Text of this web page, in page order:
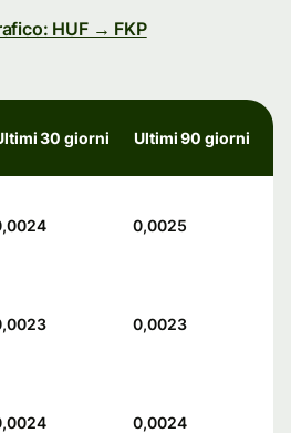
HUF → FKP
30 giorni Ultimi 90 giorni
0,0025
0,0023
0,0024